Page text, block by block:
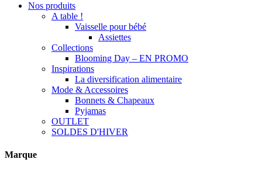
Nos produits
A table !
Vaisselle pour bébé
Assiettes
Collections
Blooming Day – EN PROMO
Inspirations
La diversification alimentaire
Mode & Accessoires
Bonnets & Chapeaux
Pyjamas
OUTLET
SOLDES D'HIVER
Marque